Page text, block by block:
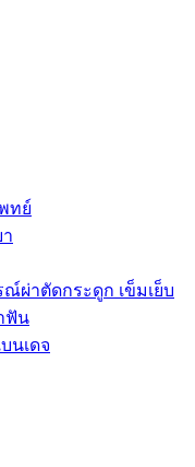
ทย์
ผ่าตัดกระดูก เข็มเย็บ
ฟัน
นเดจ